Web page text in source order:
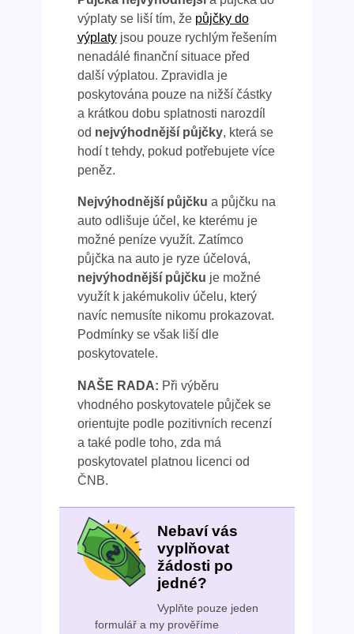
výplaty se liší tím, že půjčky do
výplatyjsou pouze rychlým řešením
nenadálé finanční situace před
další výplatou. Zpravidla je
poskytována pouze na nižší částky
a krátkou dobu splatnosti narozdíl
od nejvýhodnější půjčky, která se
hodí t tehdy, pokud potřebujete více
peněz.
Nejvýhodnější půjčku a půjčku na
auto odlišuje účel, ke kterému je
možné peníze využít. Zatímco
půjčka na auto je ryze účelová,
nejvýhodnější půjčku je možné
využít k jakémukoliv účelu, který
navíc nemusíte nikomu prokazovat.
Podmínky se však liší dle
poskytovatele.
NAŠE RADA: Při výběru
vhodného poskytovatele půjček se
orientujte podle pozitivních recenzí
a také podle toho, zda má
poskytovatel platnou licenci od
ČNB.
Nebaví vás
vyplňovat
žádosti po
jedné?
Vyplňte pouze jeden
formulář a my prověříme